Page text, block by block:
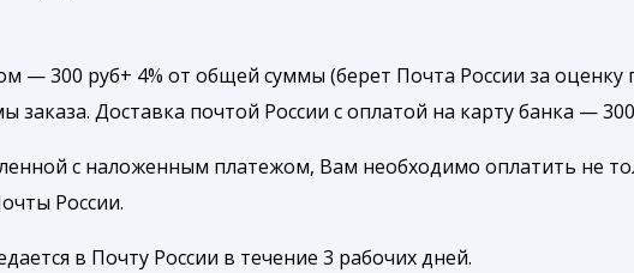
— 300 руб+ 4% от общей суммы (берет Почта России за
заказа. Доставка почтой России с оплатой на карту банка —
с наложенным платежом, Вам необходимо оплатить не
России.
в Почту России в течение 3 рабочих дней.